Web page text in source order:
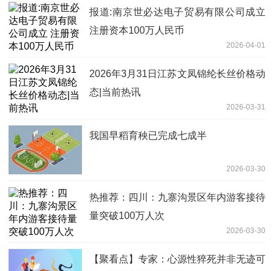
报道:南京世必达电子贸易有限公司成立
注册资本100万人民币
2026-04-01
2026年3月31日江苏文凤锦纶长丝价格动
态|当前热讯
2026-03-31
我国早稻育秧已完成七成半
2026-03-30
热推荐：四川：九寨沟景区年内游客接待
量突破100万人次
2026-03-30
【聚看点】专家：心源性猝死并非无迹可